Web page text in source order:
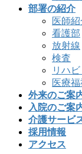
部署の紹介
医師紹
看護部
放射線
検査
リハビ
医療
外来のご案
入院のご案
介護サービ
採用情報
アクセス